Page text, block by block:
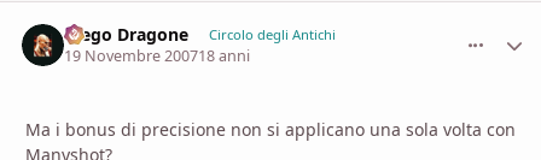
Diego Dragone Circolo degli Antichi
19 Novembre 200718 anni
Ma i bonus di precisione non si applicano una sola volta con
Manyshot?